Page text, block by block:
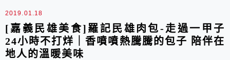
2019.01.18
[嘉義民雄美食]羅記民雄肉包-走過一甲子
24小時不打烊｜香噴噴熱騰騰的包子 陪伴在
地人的溫暖美味